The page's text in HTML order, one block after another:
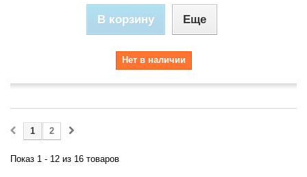
В корзину Еще
Нет в наличии
1 2
Показ 1 - 12 из 16 товаров